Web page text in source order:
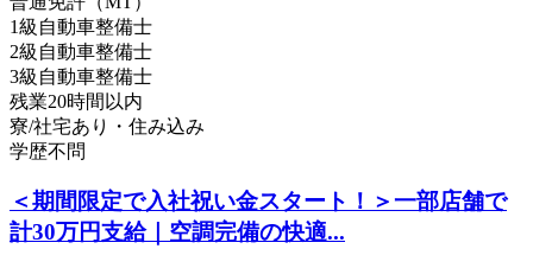
1級自動車整備士
2級自動車整備士
3級自動車整備士
残業20時間以内
寮/社宅あり・住み込み
学歴不問
＜期間限定で入社祝い金スタート！＞一部店舗で
計30万円支給｜空調完備の快適...